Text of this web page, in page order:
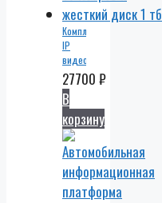
Комплект
IP
видеонаблюдения
4
уличные
IP
камеры
4 мп.
POE,
видеорегистратор,
POE
коммутатор,
27700 ₽
В
корзину